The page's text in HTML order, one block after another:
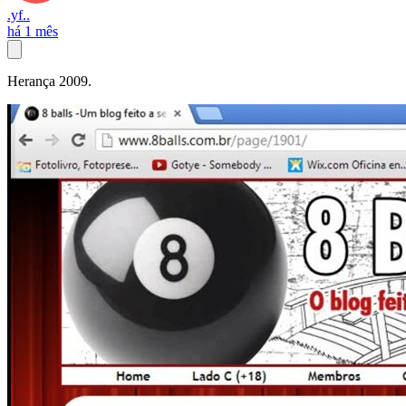
.yf..
há 1 mês
Herança 2009.